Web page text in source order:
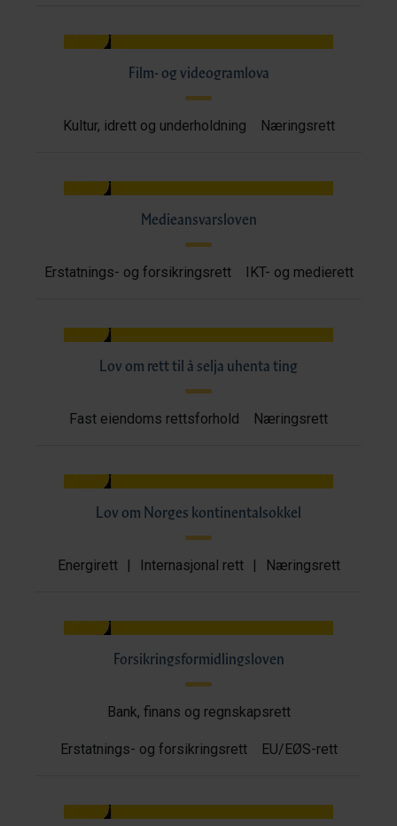
Film- og videogramlova
Kultur, idrett og underholdning Næringsrett
Medieansvarsloven
Erstatnings- og forsikringsrett IKT- og medierett
Lov om rett til å selja uhenta ting
Fast eiendoms rettsforhold Næringsrett
Lov om Norges kontinentalsokkel
Energirett | Internasjonal rett | Næringsrett
Forsikringsformidlingsloven
Bank, finans og regnskapsrett
Erstatnings- og forsikringsrett EU/EØS-rett